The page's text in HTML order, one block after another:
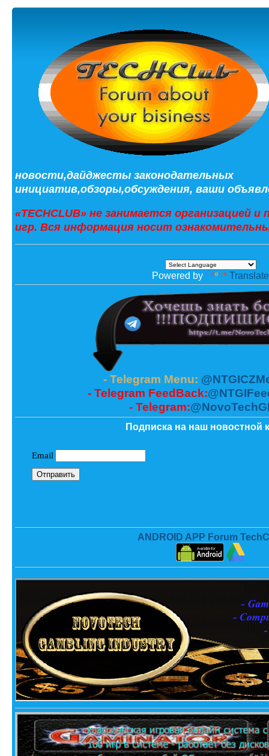
новости,дайджесты законодательных
инициатив,обзоры,обсуждения, ваши
«TECHCLUB» не занимается организацией
игр. Вся информация носит
Powered by Translate
- Telegram Menu:
- Telegram FeedBack:
- Telegram:
Подписка на наш новостной
ANDROID APP Forum